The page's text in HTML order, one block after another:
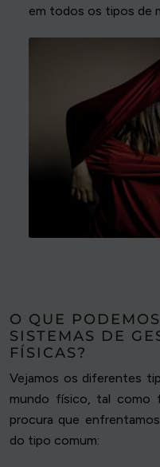
em todos os tipos de
O QUE
SISTEMAS DE
FÍSICAS?
Vejamos os diferentes
mundo físico, tal como
procura que
do tipo comum: